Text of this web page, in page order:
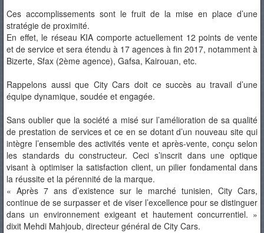
Ces accomplissements sont le fruit de la mise en place d’une
stratégie de proximité.
En effet, le réseau KIA comporte actuellement 12 points de vente
et de service et sera étendu à 17 agences à fin 2017, notamment à
Bizerte, Sfax (2ème agence), Gafsa, Kairouan, etc.
Rappelons aussi que City Cars doit ce succès au travail d’une
équipe dynamique, soudée et engagée.
Sans oublier que la société a misé sur l’amélioration de sa qualité
de prestation de services et ce en se dotant d’un nouveau site qui
intègre l’ensemble des activités vente et après-vente, conçu selon
les standards du constructeur. Ceci s’inscrit dans une optique
visant à optimiser la satisfaction client, un pilier fondamental dans
la réussite et la pérennité de la marque.
« Après 7 ans d’existence sur le marché tunisien, City Cars,
continue de se surpasser et de viser l’excellence pour se distinguer
dans un environnement exigeant et hautement concurrentiel. »
dixit Mehdi Mahjoub, directeur général de City Cars.